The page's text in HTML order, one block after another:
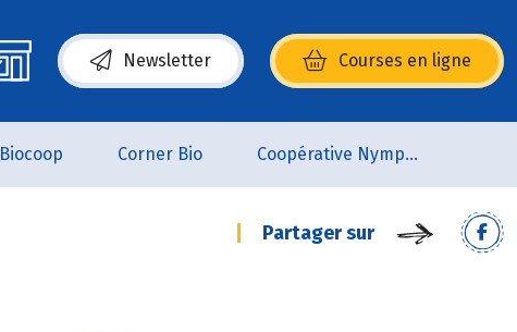
Newsletter Courses en ligne
(s’ouvre dans une nouvelle fenêtre)
Biocoop Corner Bio Coopérative Nymphéa
Partager sur